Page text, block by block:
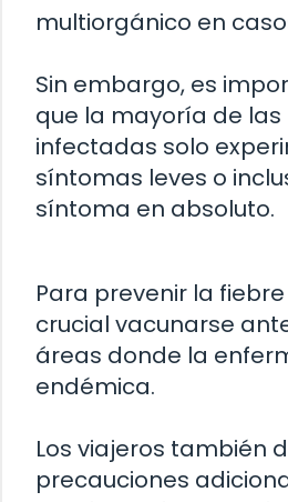
multiorgánico en
Sin embargo, es
que la mayoría de
infectadas solo
síntomas leves o
síntoma en absoluto.
Para prevenir la
crucial vacunarse
áreas donde la
endémica.
Los viajeros también
precauciones